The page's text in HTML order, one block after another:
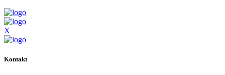
X
Kontakt